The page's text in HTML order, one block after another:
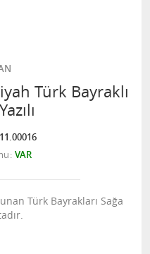
Türk Bayraklı
11.00016
VAR
Türk Bayrakları Sağa